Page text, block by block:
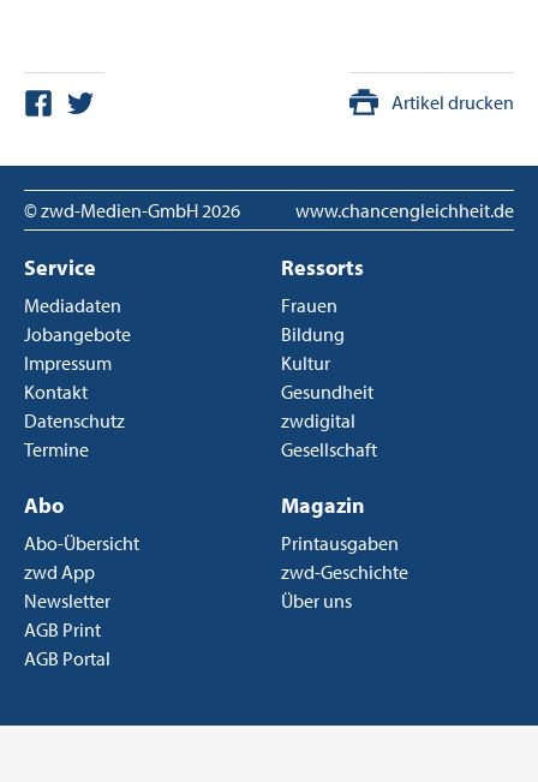
Artikel drucken
© zwd-Medien-GmbH2026 www.chancengleichheit.de
Service
Mediadaten
Jobangebote
Impressum
Kontakt
Datenschutz
Termine
Ressorts
Frauen
Bildung
Kultur
Gesundheit
zwdigital
Gesellschaft
Abo
Abo-Übersicht
zwd App
Newsletter
AGB Print
AGB Portal
Magazin
Printausgaben
zwd-Geschichte
Über uns